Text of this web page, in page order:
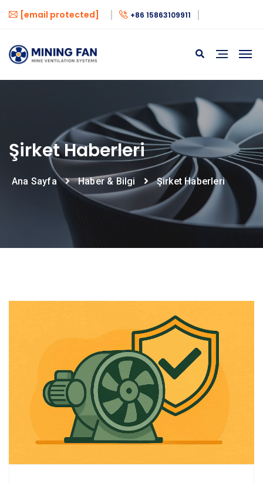
[email protected] +86 15863109911
Şirket Haberleri
Ana Sayfa Haber & Bilgi Şirket Haberleri